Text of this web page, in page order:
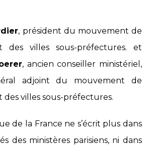
, président du mouvement de
des villes sous-préfectures. et
, ancien conseiller ministériel,
adjoint du mouvement de
villes sous-préfectures.
de la France ne s’écrit plus dans
des ministères parisiens, ni dans